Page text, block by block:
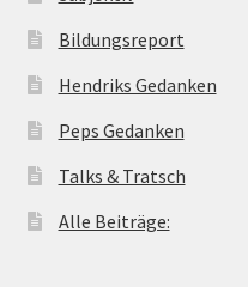
Bildungsreport
Hendriks Gedanken
Peps Gedanken
Talks & Tratsch
Alle Beiträge: